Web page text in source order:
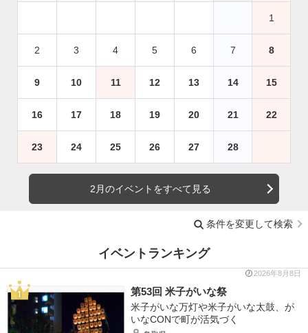
1
2 3 4 5 6 7 8
9 10 11 12 13 14 15
16 17 18 19 20 21 22
23 24 25 26 27 28
2月のイベントをすべて見る
条件を変更して検索
イベントランキング
2026年8月8日
第53回 米子がいな祭
米子がいな万灯や米子がいな太鼓、が
いなCONで町が活気づく